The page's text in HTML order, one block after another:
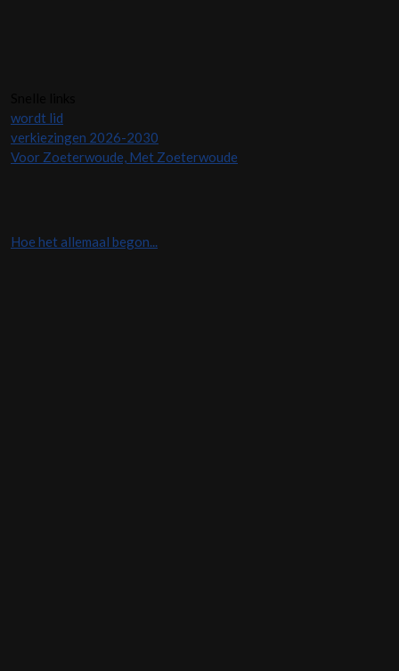
wordt lid
verkiezingen 2026-2030
Voor Zoeterwoude, Met Zoeterwoude
Hoe het allemaal begon...